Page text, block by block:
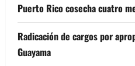
Puerto Rico cosecha cuatro
Radicación de cargos por
Guayama